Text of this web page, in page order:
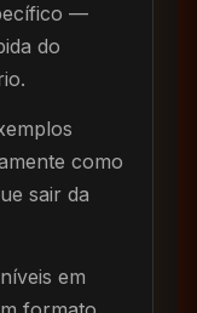
—
do
como
sair da
em